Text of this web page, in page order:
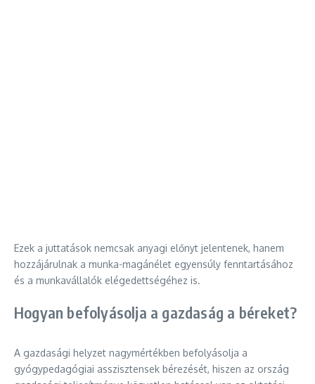
Ezek a juttatások nemcsak anyagi előnyt jelentenek, hanem
hozzájárulnak a munka-magánélet egyensúly fenntartásához
és a munkavállalók elégedettségéhez is.
Hogyan befolyásolja a gazdaság a béreket?
A gazdasági helyzet nagymértékben befolyásolja a
gyógypedagógiai asszisztensek bérezését, hiszen az ország